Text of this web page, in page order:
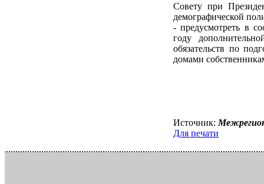
Совету при
демографической
- предусмотреть в
году
обязательств по
домами
Источник:
Для печати